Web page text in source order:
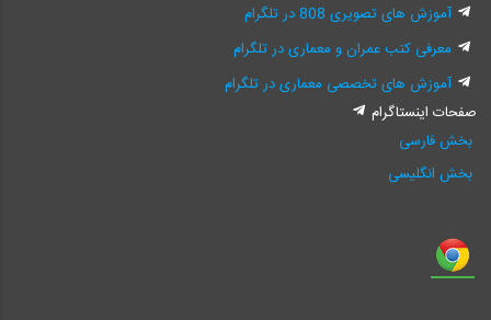
آموزش های تصویری 808 در تلگرام
معرفی کتب عمران و معماری در تلگرام
آموزش های تخصصی معماری در تلگرام
صفحات اینستاگرام
بخش فارسی
بخش انگلیسی